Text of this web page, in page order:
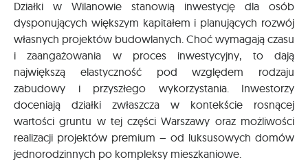
Działki w Wilanowie stanowią inwestycję dla osób
dysponujących większym kapitałem i planujących rozwój
własnych projektów budowlanych. Choć wymagają czasu
i zaangażowania w proces inwestycyjny, to dają
największą elastyczność pod względem rodzaju
zabudowy i przyszłego wykorzystania. Inwestorzy
doceniają działki zwłaszcza w kontekście rosnącej
wartości gruntu w tej części Warszawy oraz możliwości
realizacji projektów premium – od luksusowych domów
jednorodzinnych po kompleksy mieszkaniowe.